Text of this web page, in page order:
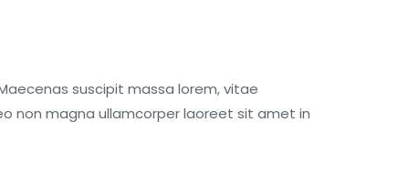
suscipit massa lorem, vitae
non magna ullamcorper laoreet sit amet in